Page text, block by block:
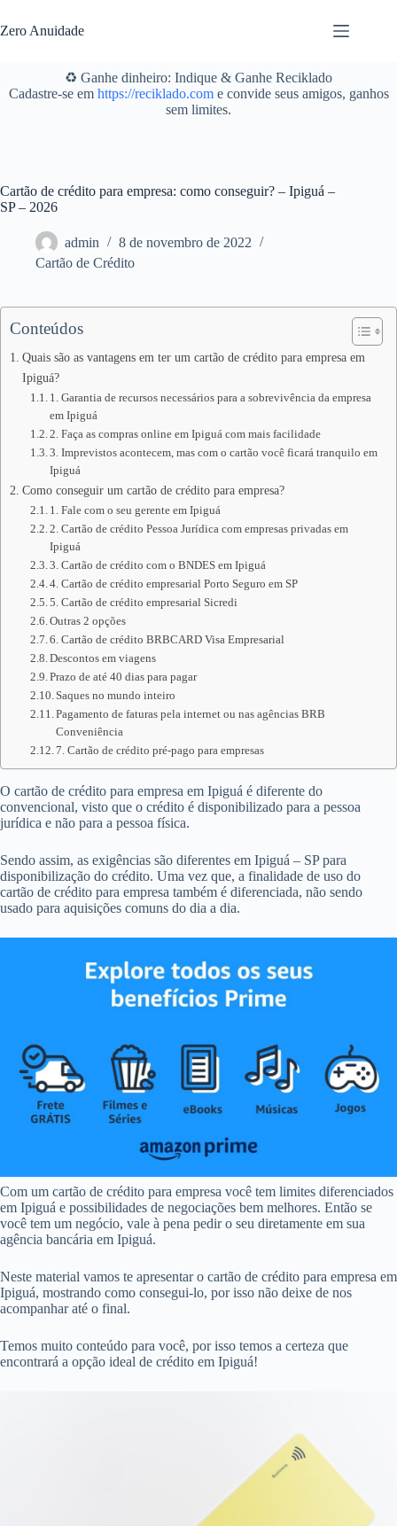
para
o
Zero Anuidade
♻️ Ganhe dinheiro: Indique & Ganhe Reciklado
Cadastre-se em https://reciklado.come convide seus amigos, ganhos
sem limites.
Cartão de crédito para empresa: como conseguir? – Ipiguá –
SP – 2026
admin
8 de novembro de 2022
Cartão de Crédito
Conteúdos
Quais são as vantagens em ter um cartão de crédito para empresa em
Ipiguá?
1. Garantia de recursos necessários para a sobrevivência da empresa
em Ipiguá
2. Faça as compras online em Ipiguá com mais facilidade
3. Imprevistos acontecem, mas com o cartão você ficará tranquilo em
Ipiguá
Como conseguir um cartão de crédito para empresa?
1. Fale com o seu gerente em Ipiguá
2. Cartão de crédito Pessoa Jurídica com empresas privadas em
Ipiguá
3. Cartão de crédito com o BNDES em Ipiguá
4. Cartão de crédito empresarial Porto Seguro em SP
5. Cartão de crédito empresarial Sicredi
Outras 2 opções
6. Cartão de crédito BRBCARD Visa Empresarial
Descontos em viagens
Prazo de até 40 dias para pagar
Saques no mundo inteiro
Pagamento de faturas pela internet ou nas agências BRB
Conveniência
7. Cartão de crédito pré-pago para empresas
O cartão de crédito para empresa em Ipiguá é diferente do
convencional, visto que o crédito é disponibilizado para a pessoa
jurídica e não para a pessoa física.
Sendo assim, as exigências são diferentes em Ipiguá – SP para
disponibilização do crédito. Uma vez que, a finalidade de uso do
cartão de crédito para empresa também é diferenciada, não sendo
usado para aquisições comuns do dia a dia.
Com um cartão de crédito para empresa você tem limites diferenciados
em Ipiguá e possibilidades de negociações bem melhores. Então se
você tem um negócio, vale à pena pedir o seu diretamente em sua
agência bancária em Ipiguá.
Neste material vamos te apresentar o cartão de crédito para empresa em
Ipiguá, mostrando como consegui-lo, por isso não deixe de nos
acompanhar até o final.
Temos muito conteúdo para você, por isso temos a certeza que
encontrará a opção ideal de crédito em Ipiguá!